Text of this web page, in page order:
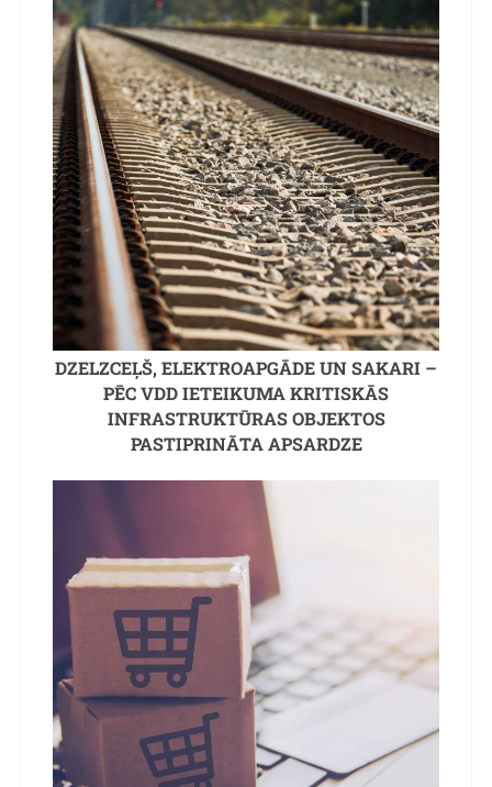
DZELZCEĻŠ, ELEKTROAPGĀDE UN SAKARI –
PĒC VDD IETEIKUMA KRITISKĀS
INFRASTRUKTŪRAS OBJEKTOS
PASTIPRINĀTA APSARDZE